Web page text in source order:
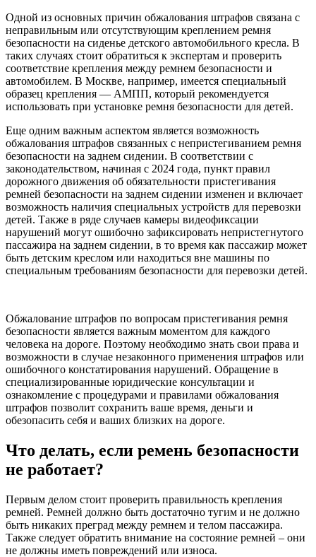
Одной из основных причин обжалования штрафов связана с
неправильным или отсутствующим креплением ремня
безопасности на сиденье детского автомобильного кресла. В
таких случаях стоит обратиться к экспертам и проверить
соответствие крепления между ремнем безопасности и
автомобилем. В Москве, например, имеется специальный
образец крепления — АМПП, который рекомендуется
использовать при установке ремня безопасности для детей.
Еще одним важным аспектом является возможность
обжалования штрафов связанных с непристегиванием ремня
безопасности на заднем сидении. В соответствии с
законодательством, начиная с 2024 года, пункт правил
дорожного движения об обязательности пристегивания
ремней безопасности на заднем сидении изменен и включает
возможность наличия специальных устройств для перевозки
детей. Также в ряде случаев камеры видеофиксации
нарушений могут ошибочно зафиксировать непристегнутого
пассажира на заднем сидении, в то время как пассажир может
быть детским креслом или находиться вне машины по
специальным требованиям безопасности для перевозки детей.
Обжалование штрафов по вопросам пристегивания ремня
безопасности является важным моментом для каждого
человека на дороге. Поэтому необходимо знать свои права и
возможности в случае незаконного применения штрафов или
ошибочного констатирования нарушений. Обращение в
специализированные юридические консультации и
ознакомление с процедурами и правилами обжалования
штрафов позволит сохранить ваше время, деньги и
обезопасить себя и ваших близких на дороге.
Что делать, если ремень безопасности
не работает?
Первым делом стоит проверить правильность крепления
ремней. Ремней должно быть достаточно тугим и не должно
быть никаких преград между ремнем и телом пассажира.
Также следует обратить внимание на состояние ремней – они
не должны иметь повреждений или износа.